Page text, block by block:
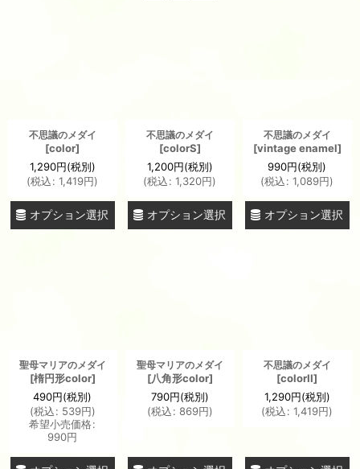
不思議のメダイ
[color]
1,290円(税別)
(税込: 1,419円)
オプション選択
不思議のメダイ
[colorS]
1,200円(税別)
(税込: 1,320円)
オプション選択
不思議のメダイ
[vintage enamel]
990円(税別)
(税込: 1,089円)
オプション選択
聖母マリアのメダイ
[楕円形color]
490円(税別)
(税込: 539円)
希望小売価格:
990円
聖母マリアのメダイ
[八角形color]
790円(税別)
(税込: 869円)
不思議のメダイ
[colorII]
1,290円(税別)
(税込: 1,419円)